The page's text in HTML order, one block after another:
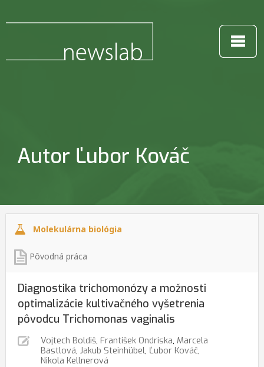
Autor Ľubor Kováč
Molekulárna biológia
Pôvodná práca
Diagnostika trichomonózy a možnosti
optimalizácie kultivačného vyšetrenia
pôvodcu Trichomonas vaginalis
Vojtech Boldiš, František Ondriska, Marcela
Bastlová, Jakub Steinhübel, Ľubor Kováč,
Nikola Kellnerová